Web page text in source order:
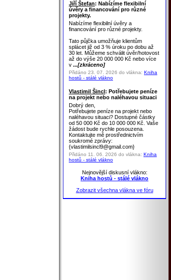
Jiří Štefan: Nabízíme flexibilní
úvěry a financování pro různé
projekty.
Nabízíme flexibilní úvěry a
financování pro různé projekty.
Tato půjčka umožňuje klientům
splácet již od 3 % úroku po dobu až
30 let. Můžeme schválit úvěr/hotovost
až do výše 20 000 000 Kč nebo více
v ...[zkráceno]
Přidáno 23. 07. 2026 do vlákna: Kniha
hostů - stálé vlákno
Vlastimil Šincl: Potřebujete peníze
na projekt nebo naléhavou situaci
Dobrý den,
Potřebujete peníze na projekt nebo
naléhavou situaci? Dostupné částky
od 50 000 Kč do 10 000 000 Kč. Vaše
žádost bude rychle posouzena.
Kontaktujte mě prostřednictvím
soukromé zprávy:
{vlastimilsincl9@gmail.com}
Přidáno 11. 06. 2026 do vlákna: Kniha
hostů - stálé vlákno
Nejnovější diskusní vlákno:
Kniha hostů - stálé vlákno
Zobrazit všechna vlákna ve fóru